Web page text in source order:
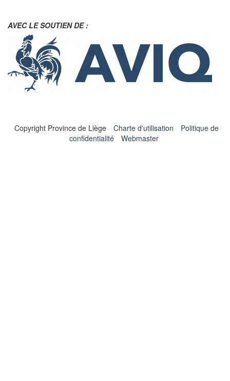
AVEC LE SOUTIEN DE :
Copyright Province de Liège Charte d'utilisation
Politique de
confidentialité
Webmaster